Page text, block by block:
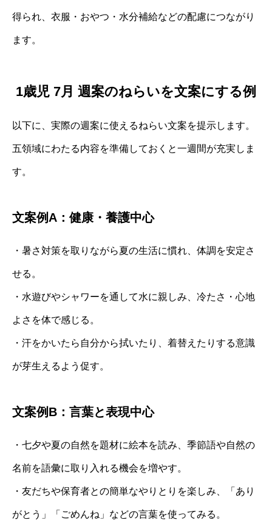
得られ、衣服・おやつ・水分補給などの配慮につながり
ます。
1歳児 7月 週案のねらいを文案にする例
以下に、実際の週案に使えるねらい文案を提示します。
五領域にわたる内容を準備しておくと一週間が充実しま
す。
文案例A：健康・養護中心
・暑さ対策を取りながら夏の生活に慣れ、体調を安定さ
せる。
・水遊びやシャワーを通して水に親しみ、冷たさ・心地
よさを体で感じる。
・汗をかいたら自分から拭いたり、着替えたりする意識
が芽生えるよう促す。
文案例B：言葉と表現中心
・七夕や夏の自然を題材に絵本を読み、季節語や自然の
名前を語彙に取り入れる機会を増やす。
・友だちや保育者との簡単なやりとりを楽しみ、「あり
がとう」「ごめんね」などの言葉を使ってみる。